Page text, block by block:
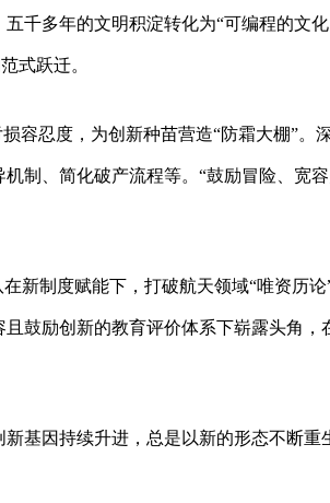
千多年的文明积淀转化为“可编程的文化
式跃迁。
容忍度，为创新种苗营造“防霜大棚”。
制、简化破产流程等。“鼓励冒险、宽
新制度赋能下，打破航天领域“唯资历论
鼓励创新的教育评价体系下崭露头角，
基因持续升进，总是以新的形态不断重